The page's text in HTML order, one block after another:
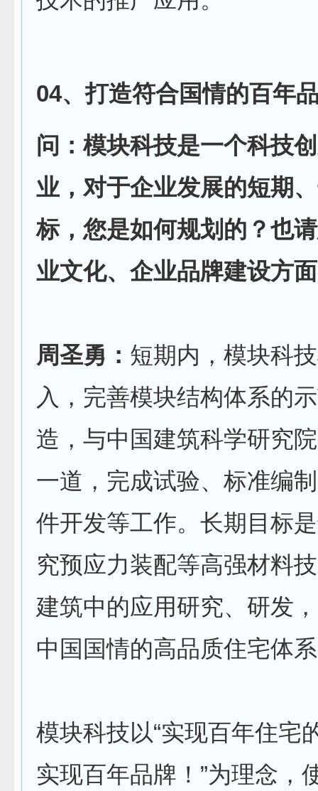
04、打造符合国情的百年
问：模块科技是一个科技
业，对于企业发展的短期
标，您是如何规划的？也
业文化、企业品牌建设方
周圣勇： 短期内，模块科
入，完善模块结构体系的
造，与中国建筑科学研究
一道，完成试验、标准编
件开发等工作。长期目标
究预应力装配等高强材料
建筑中的应用研究、研发
中国国情的高品质住宅体
模块科技以“实现百年住宅
实现百年品牌！”为理念，